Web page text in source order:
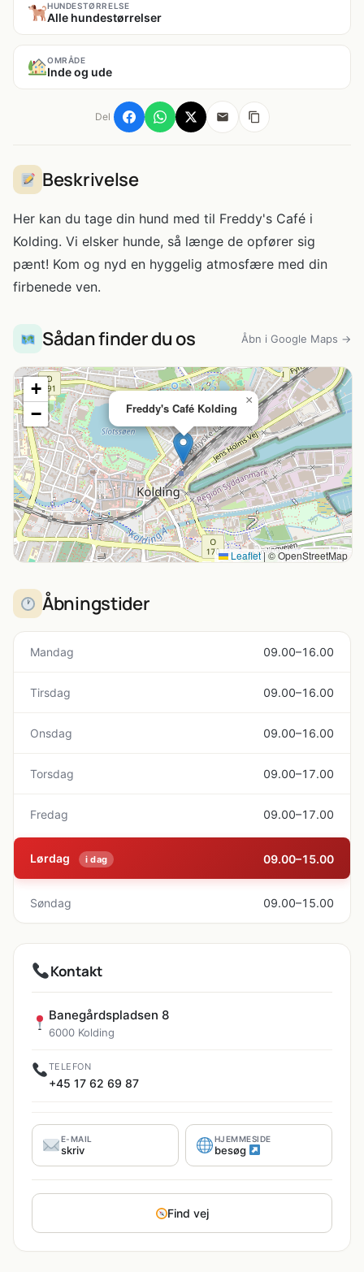
HUNDESTØRRELSE
Alle hundestørrelser
OMRÅDE
Inde og ude
Del
Beskrivelse
Her kan du tage din hund med til Freddy's Café i
Kolding. Vi elsker hunde, så længe de opfører sig
pænt! Kom og nyd en hyggelig atmosfære med din
firbenede ven.
Sådan finder du os Åbn i Google Maps →
Freddy's Café Kolding
×
+
−
Leaflet|© OpenStreetMap
Åbningstider
Mandag 09.00–16.00
Tirsdag 09.00–16.00
Onsdag 09.00–16.00
Torsdag 09.00–17.00
Fredag 09.00–17.00
Lørdag i dag 09.00–15.00
Søndag 09.00–15.00
Kontakt
Banegårdspladsen 8
6000 Kolding
TELEFON
+45 17 62 69 87
E-MAIL
skriv
HJEMMESIDE
besøg
Find vej